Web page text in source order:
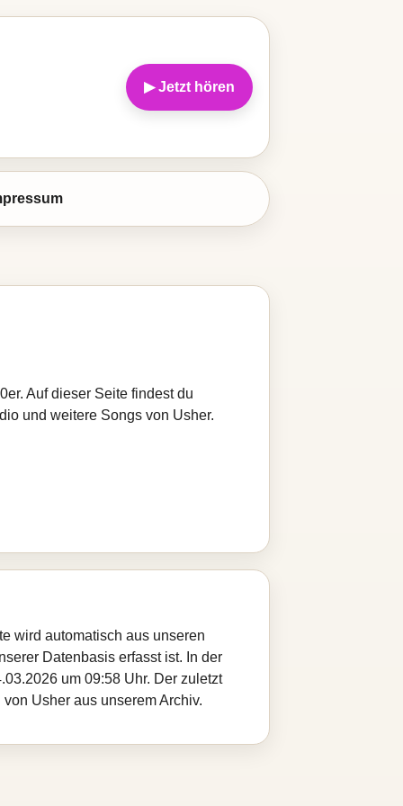
▶ Jetzt hören
Auf dieser Seite findest du
und weitere Songs von Usher.
wird automatisch aus unseren
Datenbasis erfasst ist. In der
um 09:58 Uhr. Der zuletzt
Usher aus unserem Archiv.